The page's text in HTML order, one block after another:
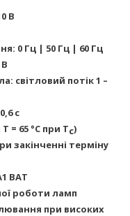
В
0 Гц | 50 Гц | 60 Гц
світловий потік 1 –
с
= 65 °C при Tc)
закінченні терміну
BAT
роботи ламп
при високих